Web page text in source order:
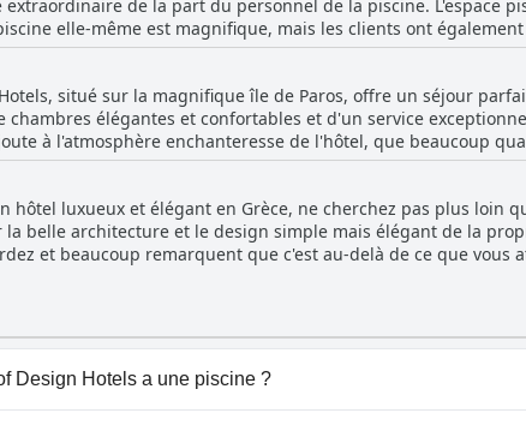
de la part du personnel de la piscine. L'espace
elle-même est magnifique, mais les clients ont
Les parties communes, élégantes et propres, sont
superbe piscine, qui est sans aucun doute l'une des plus
ou de se prélasser sur de confortables chaises de
situé sur la magnifique île de Paros, offre un séjour
chambres élégantes et confortables et d'un service
à l'atmosphère enchanteresse de l'hôtel, que beaucoup
clients déclarant que l'attention portée aux détails n'est
les clients décrivant leur séjour comme un endroit parfait
conciergerie de l'hôtel a été très apprécié, mais le service de
hôtel qui offre un havre de paix et de magnificence,
hôtel luxueux et élégant en Grèce, ne cherchez pas plus loin
la belle architecture et le design simple mais élégant de la
et beaucoup remarquent que c'est au-delà de ce que vous
atteindre le statut d'hôtel 5 étoiles, la majorité des clients
ceux qui souhaitent passer des vacances inoubliables.
Design Hotels a une piscine ?